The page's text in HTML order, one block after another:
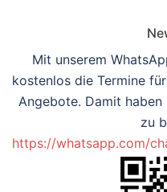
Mit unserem
kostenlos die Termine
Angebote. Damit
zu
https://whatsapp.com/